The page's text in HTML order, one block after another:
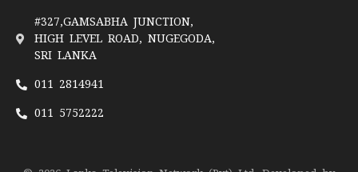
#327,GAMSABHA JUNCTION,
HIGH LEVEL ROAD, NUGEGODA,
SRI LANKA
011 2814941
011 5752222